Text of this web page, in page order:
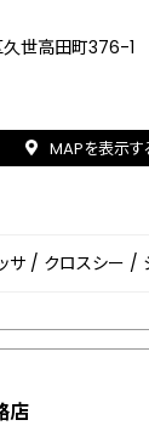
世高田町376-1
MAPを表示す
サ / クロスシー /
店